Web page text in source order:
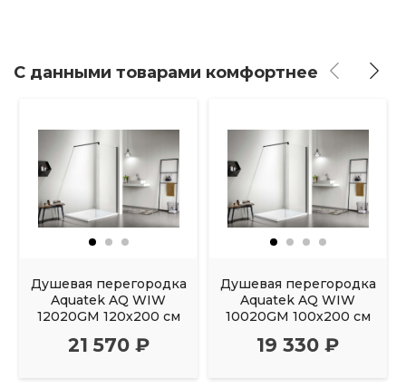
С данными товарами комфортнее
Душевая перегородка
Aquatek AQ WIW
12020GM 120х200 см
21 570 ₽
Душевая перегородка
Aquatek AQ WIW
10020GM 100х200 см
19 330 ₽